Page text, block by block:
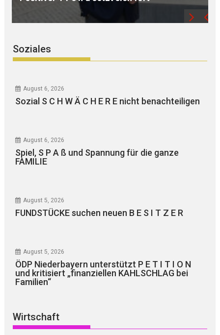
Soziales
August 6, 2026
Sozial S C H W Ä C H E R E nicht benachteiligen
August 6, 2026
Spiel, S P A ß und Spannung für die ganze
FAMILIE
August 5, 2026
FUNDSTÜCKE suchen neuen B E S I T Z E R
August 5, 2026
ÖDP Niederbayern unterstützt P E T I T I O N
und kritisiert „finanziellen KAHLSCHLAG bei
Familien“
Wirtschaft